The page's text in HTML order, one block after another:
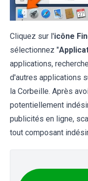
Cliquez sur l'icône
sélectionnez "
applications,
d'autres applications
la Corbeille. Après
potentiellement
publicités en ligne,
tout composant